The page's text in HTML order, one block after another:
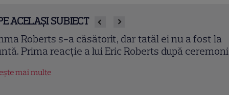
ACELAȘI SUBIECT
Pepene, despre silueta de invidiat: „Ridic 85
Ce alimente evită vedeta Antena 1.